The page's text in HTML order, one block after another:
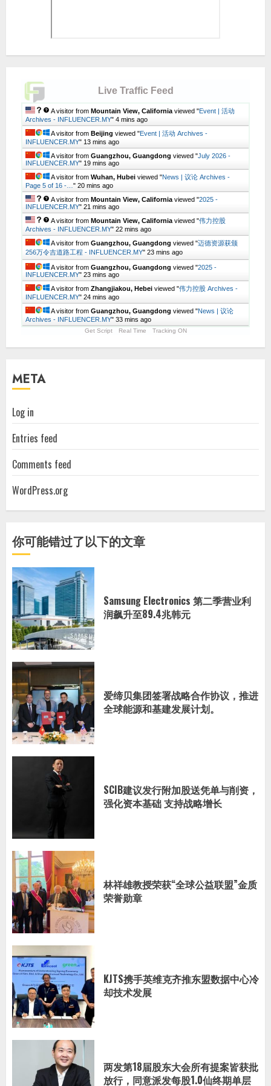
Live Traffic Feed
A visitor from Mountain View, California viewed "Event | 活动
Archives - INFLUENCER.MY" 4 mins ago
A visitor from Beijing viewed "Event | 活动 Archives -
INFLUENCER.MY" 14 mins ago
A visitor from Guangzhou, Guangdong viewed "July 2026 -
INFLUENCER.MY" 19 mins ago
A visitor from Wuhan, Hubei viewed "News | 议论 Archives -
Page 5 of 16 -… " 20 mins ago
A visitor from Mountain View, California viewed "2025 -
INFLUENCER.MY" 21 mins ago
A visitor from Mountain View, California viewed "伟力控股
Archives - INFLUENCER.MY" 22 mins ago
A visitor from Guangzhou, Guangdong viewed "迈德资源获颁
256万令吉道路工程 - INFLUENCER.MY" 23 mins ago
A visitor from Guangzhou, Guangdong viewed "2025 -
INFLUENCER.MY" 23 mins ago
A visitor from Zhangjiakou, Hebei viewed "伟力控股 Archives -
INFLUENCER.MY" 24 mins ago
A visitor from Guangzhou, Guangdong viewed "News | 议论
Archives - INFLUENCER.MY" 33 mins ago
Get Script Real Time Tracking ON
META
Log in
Entries feed
Comments feed
WordPress.org
你可能错过了以下的文章
Samsung Electronics 第二季营业利
润飙升至89.4兆韩元
爱缔贝集团签署战略合作协议，推进
全球能源和基建发展计划。
SCIB建议发行附加股送凭单与削资，
强化资本基础 支持战略增长
林祥雄教授荣获“全球公益联盟”金质
荣誉勋章
KJTS携手英维克齐推东盟数据中心冷
却技术发展
两发第18届股东大会所有提案皆获批
放行，同意派发每股1.0仙终期单层